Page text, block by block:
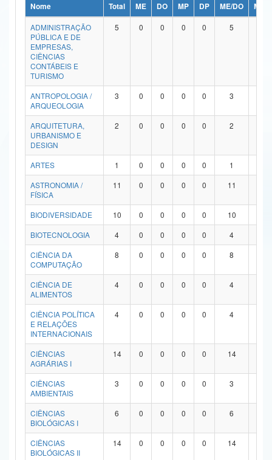
Ministério da Ciência, Tecnologia, Inovações e Comunicações
Ministério do Meio Ambiente
Ministério do Turismo
Ministério do Desenvolvimento Regional
Controladoria-Geral da União
Ministério da Mulher, da Família e dos Direitos Humanos
Secretaria de Governo
Advocacia-Geral da União
Banco Central do Brasil
Nome Total ME DO MP DP ME/DO
MP/
ADMINISTRAÇÃO
PÚBLICA E DE
EMPRESAS,
CIÊNCIAS
CONTÁBEIS E
TURISMO
5 0 0 0 0 5
ANTROPOLOGIA /
ARQUEOLOGIA
3 0 0 0 0 3
ARQUITETURA,
URBANISMO E
DESIGN
2 0 0 0 0 2
ARTES 1 0 0 0 0 1
ASTRONOMIA /
FÍSICA
11 0 0 0 0 11
BIODIVERSIDADE 10 0 0 0 0 10
BIOTECNOLOGIA
4 0 0 0 0 4
CIÊNCIA DA
COMPUTAÇÃO
8 0 0 0 0 8
CIÊNCIA DE
ALIMENTOS
4 0 0 0 0 4
CIÊNCIA POLÍTICA
E RELAÇÕES
INTERNACIONAIS
4 0 0 0 0 4
CIÊNCIAS
AGRÁRIAS I
14 0 0 0 0 14
CIÊNCIAS
AMBIENTAIS
3 0 0 0 0 3
CIÊNCIAS
BIOLÓGICAS I
6 0 0 0 0 6
CIÊNCIAS
BIOLÓGICAS II
14 0 0 0 0 14